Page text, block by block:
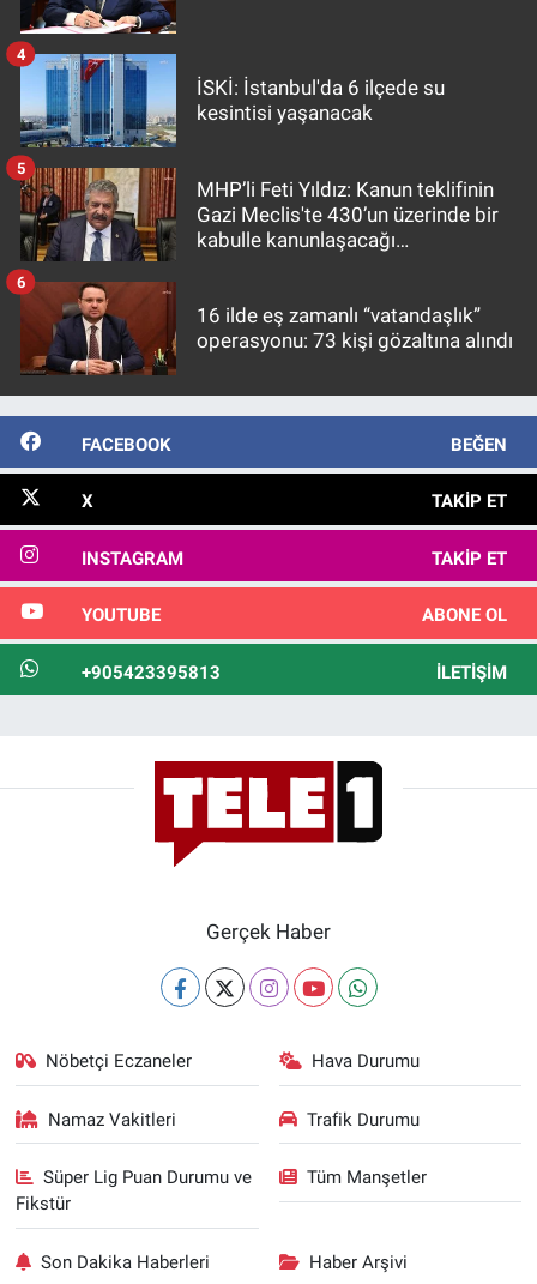
İSKİ: İstanbul'da 6 ilçede su
kesintisi yaşanacak
4
MHP’li Feti Yıldız: Kanun teklifinin
Gazi Meclis'te 430’un üzerinde bir
kabulle kanunlaşacağı
5
16 ilde eş zamanlı “vatandaşlık”
operasyonu: 73 kişi gözaltına alındı
6
FACEBOOK BEĞEN
X TAKIP ET
INSTAGRAM TAKIP ET
YOUTUBE ABONE OL
+905423395813 İLETIŞIM
Gerçek Haber
Nöbetçi Eczaneler Hava Durumu
Namaz Vakitleri Trafik Durumu
Süper Lig Puan Durumu ve
Fikstür
Tüm Manşetler
Son Dakika Haberleri Haber Arşivi